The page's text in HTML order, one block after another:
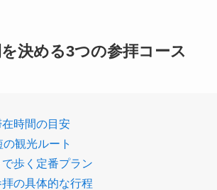
決める3つの参拝コース
時間の目安
観光ルート
歩く定番プラン
の具体的な行程